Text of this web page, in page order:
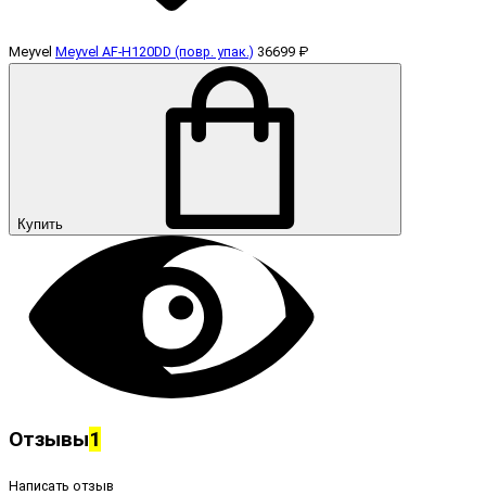
Meyvel Meyvel AF-H120DD (повр. упак.) 36699 ₽
Купить
Отзывы1
Написать отзыв